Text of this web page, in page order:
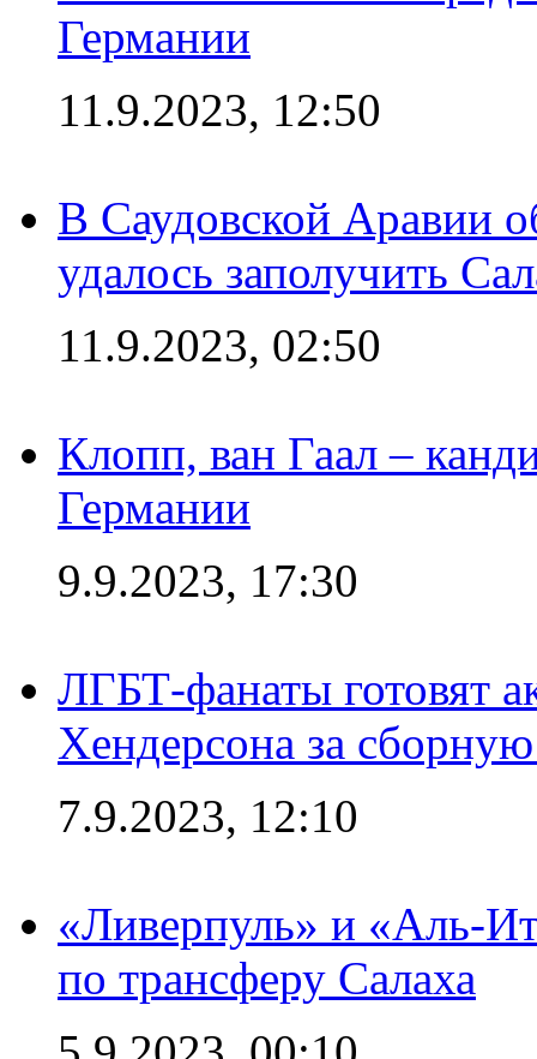
Германии
11.9.2023, 12:50
В Саудовской Аравии
удалось заполучить
11.9.2023, 02:50
Клопп, ван Гаал –
Германии
9.9.2023, 17:30
ЛГБТ-фанаты готовят
Хендерсона за
7.9.2023, 12:10
«Ливерпуль» и «Аль-
по трансферу Салаха